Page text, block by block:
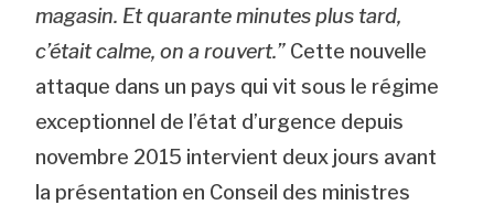
magasin. Et quarante minutes plus tard,
c’était calme, on a rouvert.” Cette nouvelle
attaque dans un pays qui vit sous le régime
exceptionnel de l’état d’urgence depuis
novembre 2015 intervient deux jours avant
la présentation en Conseil des ministres